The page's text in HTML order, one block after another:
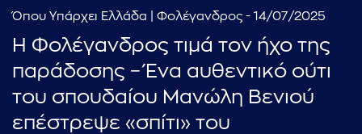
Όπου Υπάρχει Ελλάδα | Φολέγανδρος - 14/07/2025
Η Φολέγανδρος τιμά τον ήχο της
παράδοσης – Ένα αυθεντικό ούτι
του σπουδαίου Μανώλη Βενιού
επέστρεψε «σπίτι» του